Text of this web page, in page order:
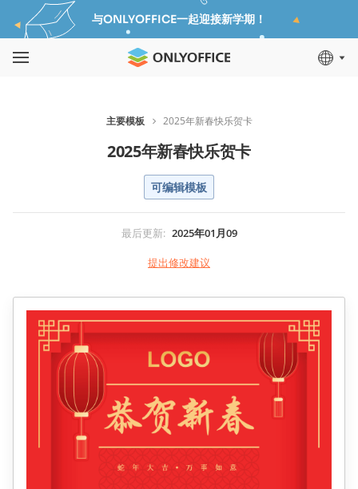
与ONLYOFFICE一起迎接新学期！
主要模板 2025年新春快乐贺卡
2025年新春快乐贺卡
可编辑模板
最后更新: 2025年01月09
提出修改建议